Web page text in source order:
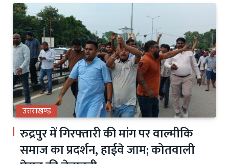
उत्तराखण्ड
रुद्रपुर में गिरफ्तारी की मांग पर वाल्मीकि
समाज का प्रदर्शन, हाईवे जाम; कोतवाली